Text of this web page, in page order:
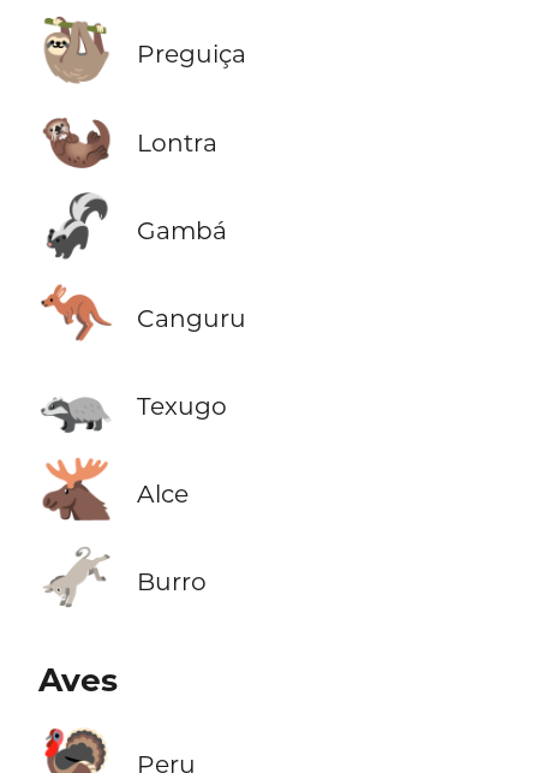
🦥 Preguiça
🦦 Lontra
🦨 Gambá
🦘 Canguru
🦡 Texugo
🫎 Alce
🫏 Burro
Aves
Peru